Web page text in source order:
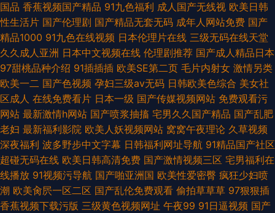
国品 香蕉视频国产精品 91九色福利 成人国产无线视 欧美日韩
性生活片 国产伦理剧 国产精品无套无码 成年人网站免费 国产
精品1000 91九色在线视频 日本伦理片在线 三级无码在线天堂
久久成人亚洲 日本中文视频在线 伦理剧推荐 国产成人精品日本
97甜桃品种介绍 91插插插 欧美SE第二页 毛片内射女 激情另类
欧美一二 国产色视频 孕妇三级av无码 日韩欧美色综合 美女社
区成人 在线免费看片 日本一级 国产传媒视频网站 免费观看污
网站 最新激情h网站 国产喷浆抽搐 宅男久久国产精品 国产乱肥
老妇 最新福利影院 欧美人妖视频网站 窝窝午夜理论 久草视频
深夜福利 波多野步中文字幕 日韩福利网址导航 91精品国产社区
超碰无码在线 欧美日韩高清免费 国产激情视频三区 宅男福利在
线播放 91视频污导航 国产啪亚洲国 欧美性爱密臀 疯狂少妇喷
潮 欧美肏屄一区二区 国产乱伦免费观看 偷拍草草草 97狠狠插
香蕉视频下载污版 三级黄色视频网址 午夜99 91日逼视频 国产